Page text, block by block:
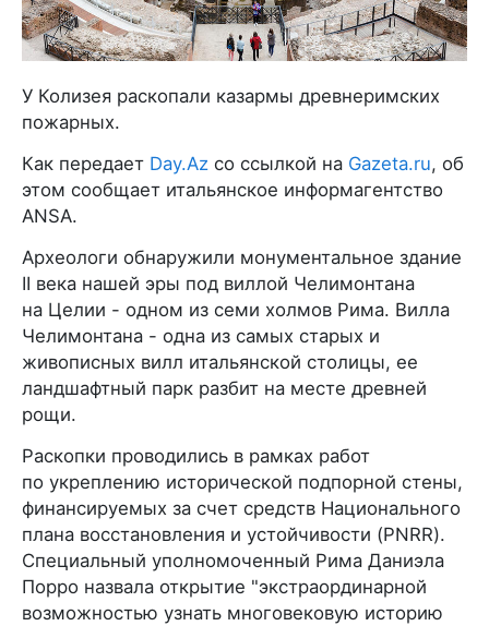
У Колизея раскопали казармы древнеримских
пожарных.
Как передает Day.Az со ссылкой на Gazeta.ru, об
этом сообщает итальянское информагентство
ANSA.
Археологи обнаружили монументальное здание
II века нашей эры под виллой Челимонтана
на Целии - одном из семи холмов Рима. Вилла
Челимонтана - одна из самых старых и
живописных вилл итальянской столицы, ее
ландшафтный парк разбит на месте древней
рощи.
Раскопки проводились в рамках работ
по укреплению исторической подпорной стены,
финансируемых за счет средств Национального
плана восстановления и устойчивости (PNRR).
Специальный уполномоченный Рима Даниэла
Порро назвала открытие "экстраординарной
возможностью узнать многовековую историю